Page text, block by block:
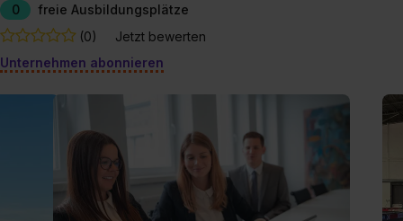
0
freie Ausbildungsplätze
(0)
Jetzt bewerten
Unternehmen abonnieren